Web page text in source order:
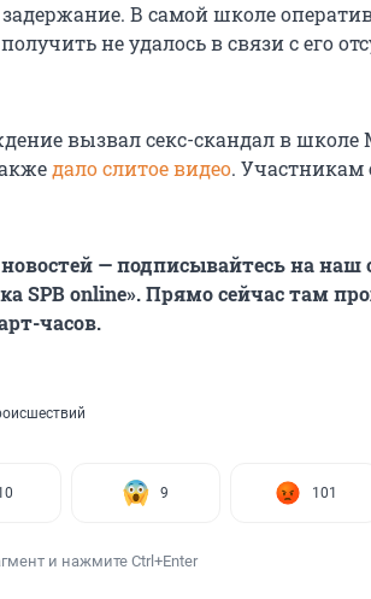
задержание. В самой школе
не удалось в связи с его
вызвал секс-скандал в школе
дало слитое видео. Участникам
— подписывайтесь на
SPB online». Прямо сейчас там
часов.
9 101
и нажмите Ctrl+Enter